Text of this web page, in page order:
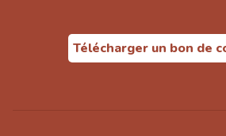
Télécharger un bon de